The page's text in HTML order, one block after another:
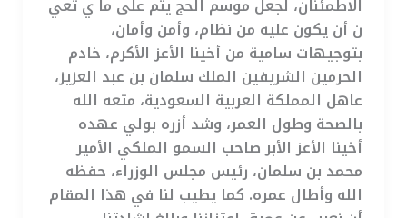
الاطمئنان، لجعل موسم الحج يتم على ما ي تعي
ن أن يكون عليه من نظام، وأمن وأمان،
بتوجيهات سامية من أخينا الأعز الأكرم، خادم
الحرمين الشريفين الملك سلمان بن عبد العزيز،
عاهل المملكة العربية السعودية، متعه الله
بالصحة وطول العمر، وشد أزره بولي عهده
أخينا الأعز الأبر صاحب السمو الملكي الأمير
محمد بن سلمان، رئيس مجلس الوزراء، حفظه
الله وأطال عمره. كما يطيب لنا في هذا المقام